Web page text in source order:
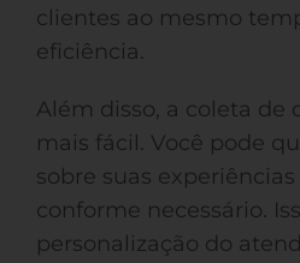
clientes ao mesmo
eficiência.
Além disso, a coleta de
mais fácil. Você pode
sobre suas
conforme necessário.
personalização do